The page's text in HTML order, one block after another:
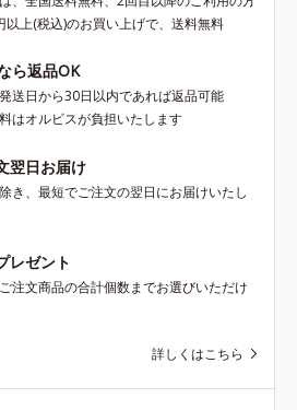
以上(税込)のお買い上げで、送料無料
ら返品OK
送日から30日以内であれば返品可能
はオルビスが負担いたします
翌日お届け
き、最短でご注文の翌日にお届けいたし
レゼント
注文商品の合計個数までお選びいただけ
詳しくはこちら